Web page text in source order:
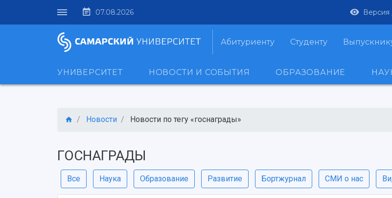
07.08.2026 Версия
Абитуриенту Студенту
УНИВЕРСИТЕТ НОВОСТИ И СОБЫТИЯ ОБРАЗОВАНИЕ
Новости Новости по тегу «госнаграды»
ГОСНАГРАДЫ
Все Наука Образование Развитие Бортжурнал СМИ о нас